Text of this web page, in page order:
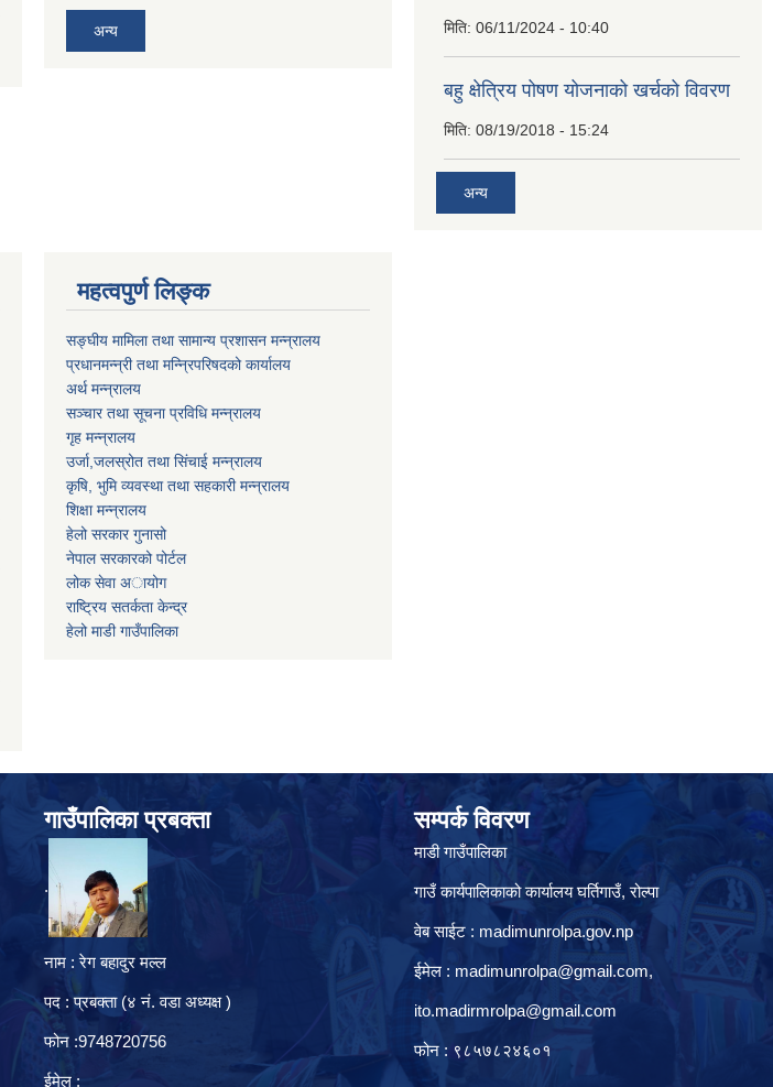
अन्य मिति: 06/11/2024 - 10:40
बहु क्षेत्रिय पोषण योजनाको खर्चको विवरण
मिति: 08/19/2018 - 15:24
अन्य
महत्वपुर्ण लिङ्क
सङ्घीय मामिला तथा सामान्य प्रशासन मन्न्रालय
प्रधानमन्न्री तथा मन्न्रिपरिषदको कार्यालय
अर्थ मन्न्रालय
सञ्चार तथा सूचना प्रविधि मन्न्रालय
गृह मन्न्रालय
उर्जा,जलस्रोत तथा सिंचाई मन्न्रालय
कृषि, भुमि व्यवस्था तथा सहकारी मन्न्रालय
शिक्षा मन्न्रालय
हेलो सरकार गुनासो
नेपाल सरकारको पोर्टल
लोक सेवा अायोग
राष्ट्रिय सतर्कता केन्द्र
हेलो माडी गाउँपालिका
गाउँपालिका प्रबक्ता
.
नाम : रेग बहादुर मल्ल
पद : प्रबक्ता (४ नं. वडा अध्यक्ष )
फोन :9748720756
ईमेल :
सम्पर्क विवरण
माडी गाउँपालिका
गाउँ कार्यपालिकाको कार्यालय घर्तिगाउँ, रो‍‍ल्पा
वेब साईट : madimunrolpa.gov.np
ईमेल : madimunrolpa@gmail.com,
ito.madirmrolpa@gmail.com
फोन : ९८५७८२४६०१